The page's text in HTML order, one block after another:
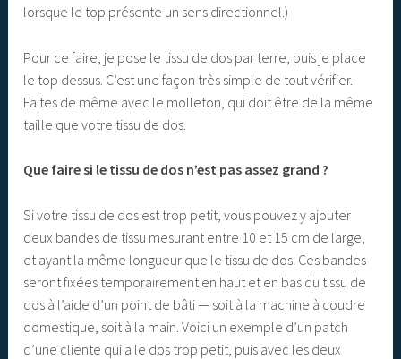
lorsque le top présente un sens directionnel.)
Pour ce faire, je pose le tissu de dos par terre, puis je place
le top dessus. C’est une façon très simple de tout vérifier.
Faites de même avec le molleton, qui doit être de la même
taille que votre tissu de dos.
Que faire si le tissu de dos n’est pas assez grand ?
Si votre tissu de dos est trop petit, vous pouvez y ajouter
deux bandes de tissu mesurant entre 10 et 15 cm de large,
et ayant la même longueur que le tissu de dos. Ces bandes
seront fixées temporairement en haut et en bas du tissu de
dos à l’aide d’un point de bâti — soit à la machine à coudre
domestique, soit à la main. Voici un exemple d’un patch
d’une cliente qui a le dos trop petit, puis avec les deux